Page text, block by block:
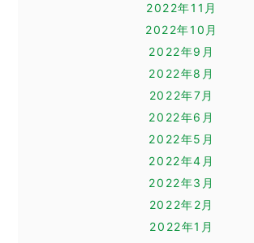
2022年11月
2022年10月
2022年9月
2022年8月
2022年7月
2022年6月
2022年5月
2022年4月
2022年3月
2022年2月
2022年1月